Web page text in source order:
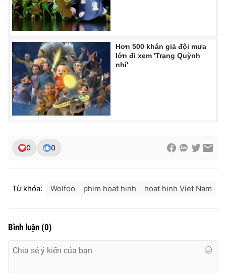
Hơn 500 khán giả đội mưa
lớn đi xem 'Trạng Quỳnh
nhí'
0 0
Từ khóa: Wolfoo phim hoat hinh hoat hinh Viet Nam
Bình luận (0)